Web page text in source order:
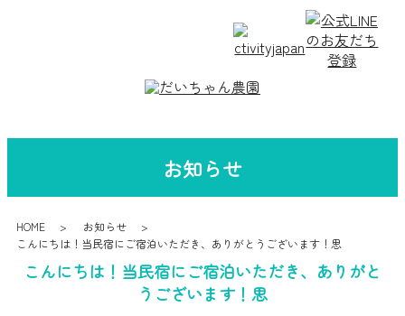
お知らせ
HOME
お知らせ
こんにちは！当民宿にご宿泊いただき、ありがとうございます！思
こんにちは！当民宿にご宿泊いただき、ありがと
うございます！思